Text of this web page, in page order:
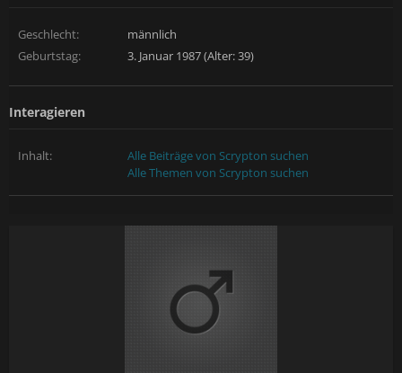
Geschlecht:
männlich
Geburtstag:
3. Januar 1987 (Alter: 39)
Interagieren
Inhalt:
Alle Beiträge von Scrypton suchen
Alle Themen von Scrypton suchen